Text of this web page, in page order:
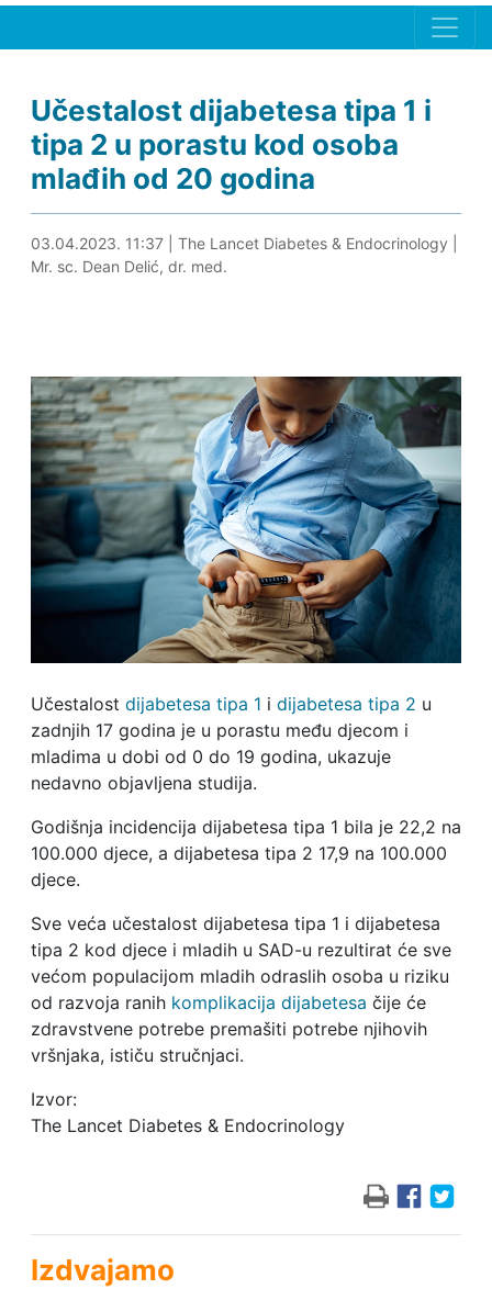
Učestalost dijabetesa tipa 1 i
tipa 2 u porastu kod osoba
mlađih od 20 godina
03.04.2023. 11:54
03.04.2023. 11:37| The Lancet Diabetes & Endocrinology
Mr. sc. Dean Delić, dr. med.
Učestalost dijabetesa tipa 1 i dijabetesa tipa 2 u
zadnjih 17 godina je u porastu među djecom i
mladima u dobi od 0 do 19 godina, ukazuje
nedavno objavljena studija.
Godišnja incidencija dijabetesa tipa 1 bila je 22,2 na
100.000 djece, a dijabetesa tipa 2 17,9 na 100.000
djece.
Sve veća učestalost dijabetesa tipa 1 i dijabetesa
tipa 2 kod djece i mladih u SAD-u rezultirat će sve
većom populacijom mladih odraslih osoba u riziku
od razvoja ranih komplikacija dijabetesa čije će
zdravstvene potrebe premašiti potrebe njihovih
vršnjaka, ističu stručnjaci.
Izvor:
The Lancet Diabetes & Endocrinology
Izdvajamo